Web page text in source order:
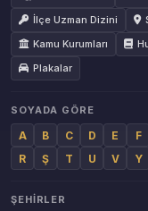
İlçe Uzman Dizini
Kamu Kurumları
Plakalar
SOYADA GÖRE
A B C D E F
R
Ş T U V Y
ŞEHIRLER